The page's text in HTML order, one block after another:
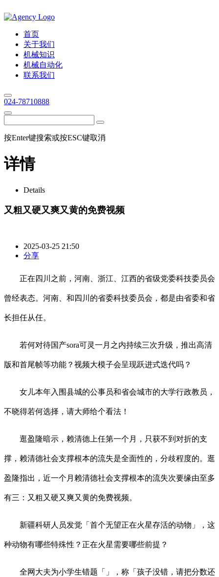
首页
关于我们
机械知识
机械自动化
联系我们
024-78710888
按Enter键搜索或按ESC键取消
详情
Details
又粗又硬又爽又黄的免费视频
2025-03-25 21:50
分享
正在四川之前，河南、浙江、江西的省级党委科技委员会
曾经表态。河南、和四川的省委科技委员会，都是由省委和省
长担任从任。
若何对待国产sora可灵一月之内持续三次升级，推出高清
版和首尾帧等功能？视频大模子会呈现跃进式迭代吗？
女儿本年入围县城的公事员和省会城市的大学行政教员，
不晓得若何选择，请大师给个看法！
逛盈隆暗示，赖清德上任第一个月，只获不到对折的支
撑，赖清德社会支撑根本的流失是全面性的，分歧程度的。逛
盈隆指出，近一个月赖清德社会支撑根本的流失次要缘由至多
有三：又粗又硬又爽又黄的免费视频。
新疆科研人员发觉「首个无望正在火星存活的动物」，这
种动物有哪些特殊性？正在火星需要哪些前提？
全网大夫为小学生错题「」，称「孩子没错，请把分数还